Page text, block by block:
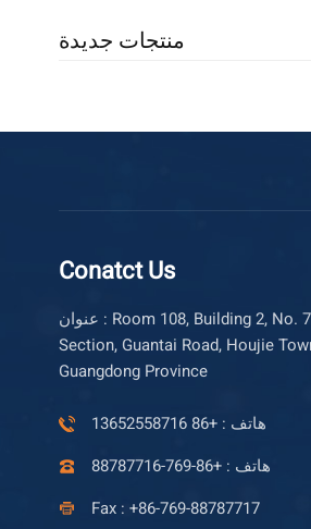
منتجات جديدة
Conatct Us
عنوان : Room 108, Building 2, No. 763, Houjie
Section, Guantai Road, Houjie
Guangdong Province
هاتف : +86 13652558716
هاتف : +86-769-88787716
Fax : +86-769-88787717